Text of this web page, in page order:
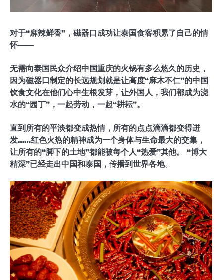
对于“麻辣鲜香”，磁器口成功让泰国食客积累了自己的情
怀——
无需向泰国民众介绍中国重庆的火锅有多么悠久的历史，
因为磁器口制定的长远规划就是让高度“麻木不仁”的中国
饮食文化在他们心中生根发芽，让外国人，我们都成为浇
水的“园丁”，一起劳动，一起“耕耘”。
直到所有的平淡都变成热情，所有的点点滴滴都变得迸
发……红色火热的精神成为一个身体与生命最大的交集，
让所有的“脚下的土地”都能被每个人“热爱”其他。 “博大
精深”已经走出中国和泰国，传播到世界各地。